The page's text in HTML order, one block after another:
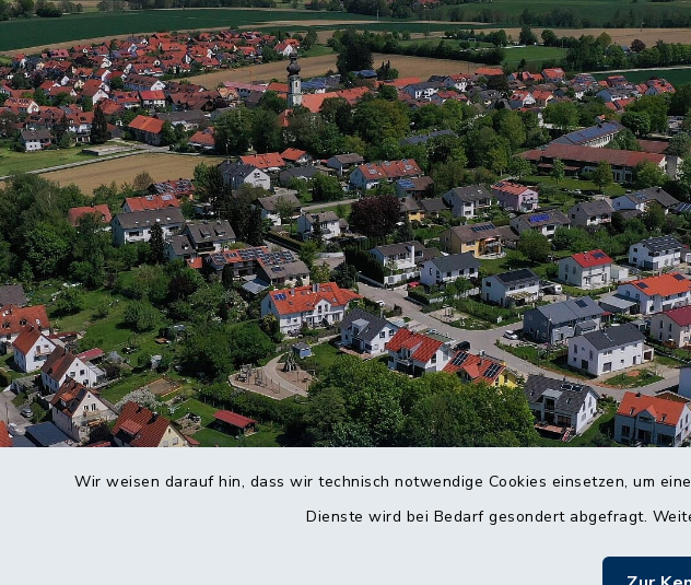
Wir weisen darauf hin, dass wir technisch notwendige Cookies einsetzen, um
Dienste wird bei Bedarf gesondert abgefragt.